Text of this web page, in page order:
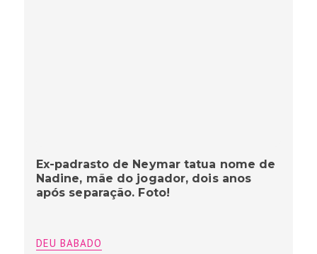
Ex-padrasto de Neymar tatua nome de
Nadine, mãe do jogador, dois anos
após separação. Foto!
DEU BABADO